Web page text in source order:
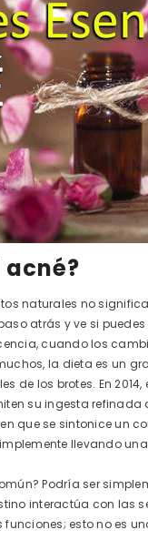
naturales no
atrás y ve si
cuando los
la dieta es un
de los brotes. En
su ingesta refinada
que se sintonice un
llevando
Podría ser
interactúa con las
esto no es